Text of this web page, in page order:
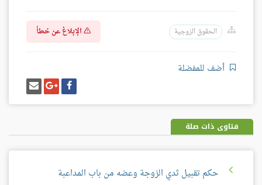
الحقوق الزوجية الإبلاغ عن خطأ
أضف للمفضلة
شارك
على
فيسبوك
شارك
على
غوغل
بلس
إرسل
إيميل
فتاوى ذات صلة
حكم تقبيل ثدي الزوجة وعضه من باب المداعبة